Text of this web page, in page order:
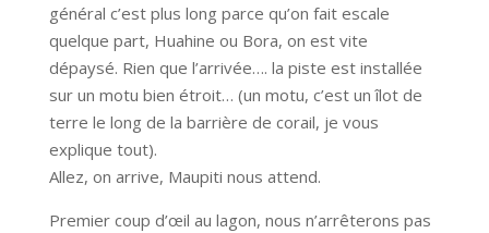
général c’est plus long parce qu’on fait escale
quelque part, Huahine ou Bora, on est vite
dépaysé. Rien que l’arrivée…. la piste est installée
sur un motu bien étroit… (un motu, c’est un îlot de
terre le long de la barrière de corail, je vous
explique tout).
Allez, on arrive, Maupiti nous attend.
Premier coup d’œil au lagon, nous n’arrêterons pas